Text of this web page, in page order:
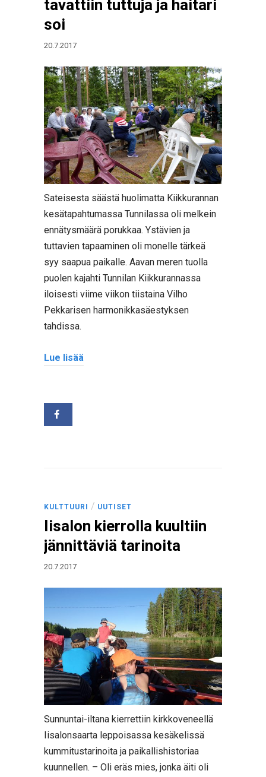
tavattiin tuttuja ja haitari
soi
20.7.2017
Sateisesta säästä huolimatta Kiikkurannan
kesätapahtumassa Tunnilassa oli melkein
ennätysmäärä porukkaa. Ystävien ja
tuttavien tapaaminen oli monelle tärkeä
syy saapua paikalle. Aavan meren tuolla
puolen kajahti Tunnilan Kiikkurannassa
iloisesti viime viikon tiistaina Vilho
Pekkarisen harmonikkasäestyksen
tahdissa.
Lue lisää
KULTTUURI / UUTISET
Iisalon kierrolla kuultiin
jännittäviä tarinoita
20.7.2017
Sunnuntai-iltana kierrettiin kirkkoveneellä
Iisalonsaarta leppoisassa kesäkelissä
kummitustarinoita ja paikallishistoriaa
kuunnellen. – Oli eräs mies, jonka äiti oli